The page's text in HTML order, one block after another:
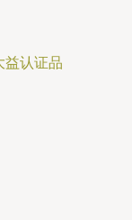
益认证品